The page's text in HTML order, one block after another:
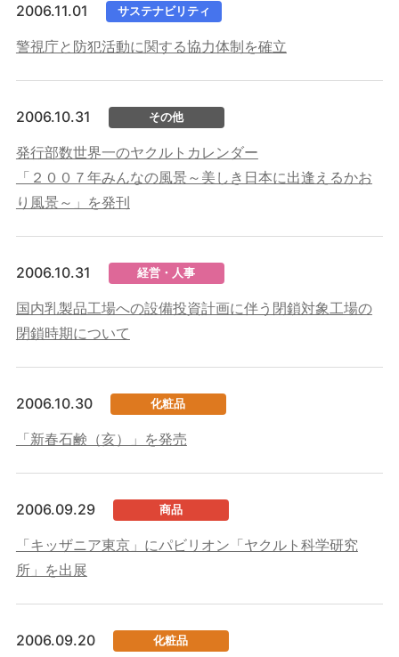
2006.11.01 サステナビリティ
警視庁と防犯活動に関する協力体制を確立
2006.10.31 その他
発行部数世界一のヤクルトカレンダー
「２００７年みんなの風景～美しき日本に出逢えるかお
り風景～」を発刊
2006.10.31 経営・人事
国内乳製品工場への設備投資計画に伴う閉鎖対象工場の
閉鎖時期について
2006.10.30 化粧品
「新春石鹸（亥）」を発売
2006.09.29 商品
「キッザニア東京」にパビリオン「ヤクルト科学研究
所」を出展
2006.09.20 化粧品